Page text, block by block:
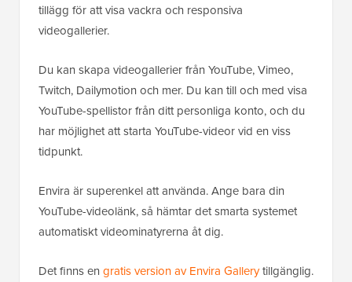
tillägg för att visa vackra och responsiva
videogallerier.
Du kan skapa videogallerier från YouTube, Vimeo,
Twitch, Dailymotion och mer. Du kan till och med visa
YouTube-spellistor från ditt personliga konto, och du
har möjlighet att starta YouTube-videor vid en viss
tidpunkt.
Envira är superenkel att använda. Ange bara din
YouTube-videolänk, så hämtar det smarta systemet
automatiskt videominatyrerna åt dig.
Det finns en gratis version av Envira Gallerytillgänglig.